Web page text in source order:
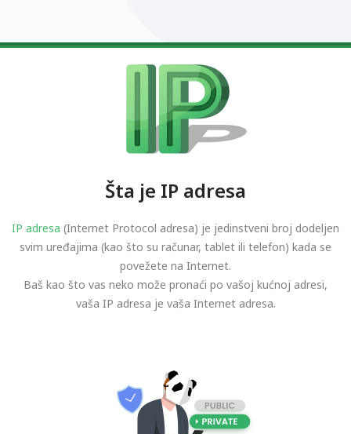
Šta je IP adresa
IP adresa (Internet Protocol adresa) je jedinstveni broj dodeljen
svim uređajima (kao što su računar, tablet ili telefon) kada se
povežete na Internet.
Baš kao što vas neko može pronaći po vašoj kućnoj adresi,
vaša IP adresa je vaša Internet adresa.